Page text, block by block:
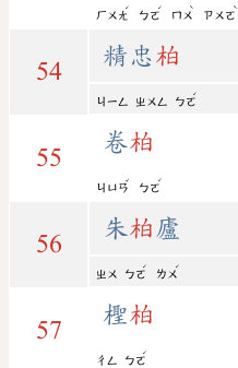
ㄏㄨㄤ
ˊ
ㄅㄛ
ˊ
ㄇㄨ
ˋ
ㄗㄨㄛ
ˋ
54
精忠 柏
ㄐㄧㄥ ㄓㄨㄥ ㄅㄛ
ˊ
55
卷柏
ㄐㄩㄢ
ˇ
ㄅㄛ
ˊ
56
朱柏 廬
ㄓㄨ ㄅㄛ
ˊ
ㄌㄨ
ˊ
57
檉柏
ㄔㄥ ㄅㄛ
ˊ